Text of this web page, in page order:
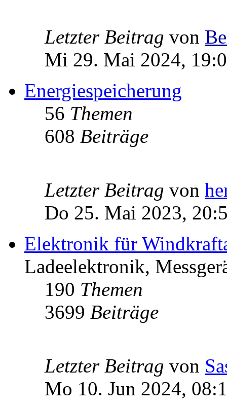
Letzter Beitrag von
Mi 29. Mai 2024,
Energiespeicherung
56 Themen
608 Beiträge
Letzter Beitrag von
Do 25. Mai 2023,
Elektronik für
Ladeelektronik,
190 Themen
3699 Beiträge
Letzter Beitrag von
Mo 10. Jun 2024,